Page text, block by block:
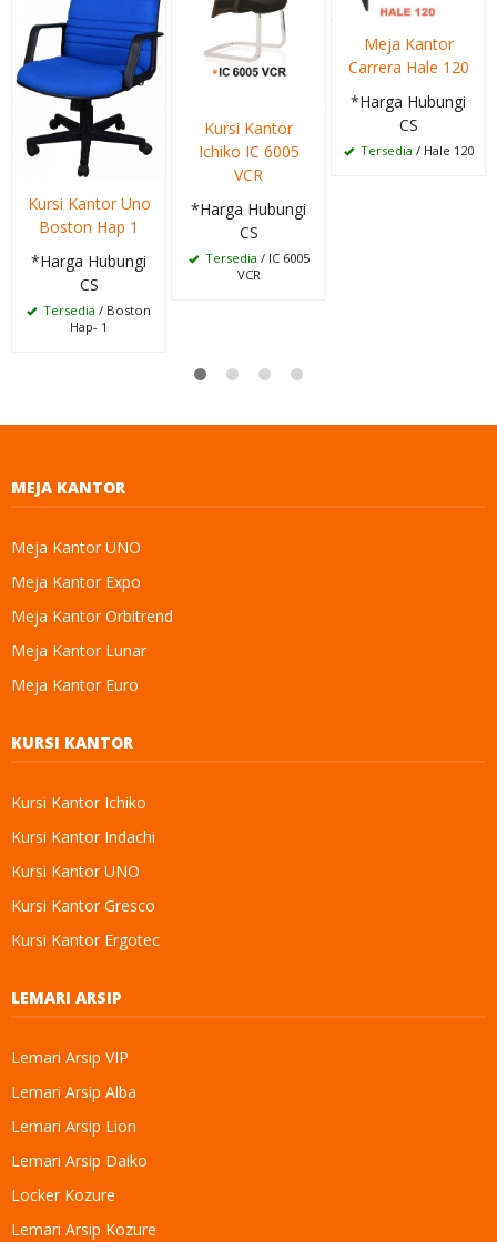
Kursi Kantor Uno
Boston Hap 1
*Harga Hubungi
CS
Tersedia / Boston
Hap- 1
Kursi Kantor
Ichiko IC 6005
VCR
*Harga Hubungi
CS
Tersedia / IC 6005
VCR
Meja Kantor
Carrera Hale 120
*Harga Hubungi
CS
Tersedia / Hale 120
MEJA KANTOR
Meja Kantor UNO
Meja Kantor Expo
Meja Kantor Orbitrend
Meja Kantor Lunar
Meja Kantor Euro
KURSI KANTOR
Kursi Kantor Ichiko
Kursi Kantor Indachi
Kursi Kantor UNO
Kursi Kantor Gresco
Kursi Kantor Ergotec
LEMARI ARSIP
Lemari Arsip VIP
Lemari Arsip Alba
Lemari Arsip Lion
Lemari Arsip Daiko
Locker Kozure
Lemari Arsip Kozure